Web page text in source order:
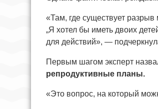
«Там, где существует
„Я хотел бы иметь двоих
для действий», —
Первым шагом эксперт
репродуктивные планы.
«Это вопрос, на который